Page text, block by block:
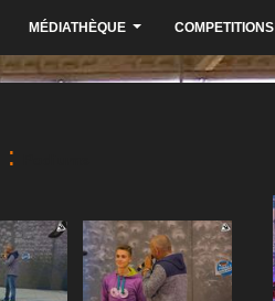
:
MÉDIATHÈQUE COMPETITIONS